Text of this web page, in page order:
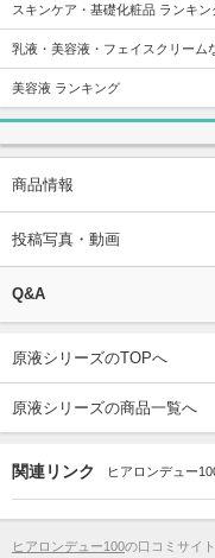
スキンケア・基礎化粧品 ランキン
乳液・美容液・フェイスクリーム
美容液 ランキング
商品情報
投稿写真・動画
Q&A
原液シリーズのTOPへ
原液シリーズの商品一覧へ
関連リンク ヒアロンデュー
ヒアロンデュー100の口コミサイ